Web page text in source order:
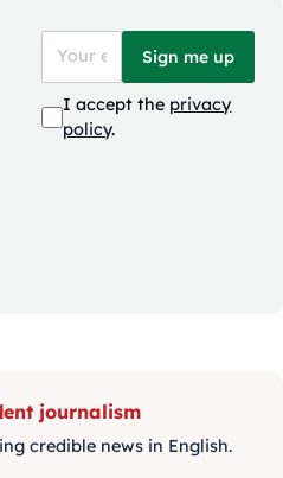
Sign me up
I accept the privacy
policy.
journalism
credible news in English.